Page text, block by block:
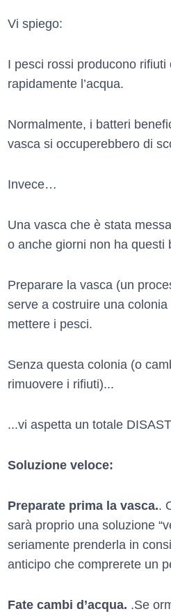
Vi spiego:
I pesci rossi producono rifiuti
rapidamente l’acqua.
Normalmente, i batteri
vasca si occuperebbero di
Invece…
Una vasca che è stata
o anche giorni non ha questi
Preparare la vasca (un
serve a costruire una
mettere i pesci.
Senza questa colonia (o
rimuovere i rifiuti)...
...vi aspetta un totale
Soluzione veloce:
Preparate prima la vasca..
sarà proprio una soluzione
seriamente prenderla in
anticipo che comprerete un
Fate cambi d’acqua. .Se